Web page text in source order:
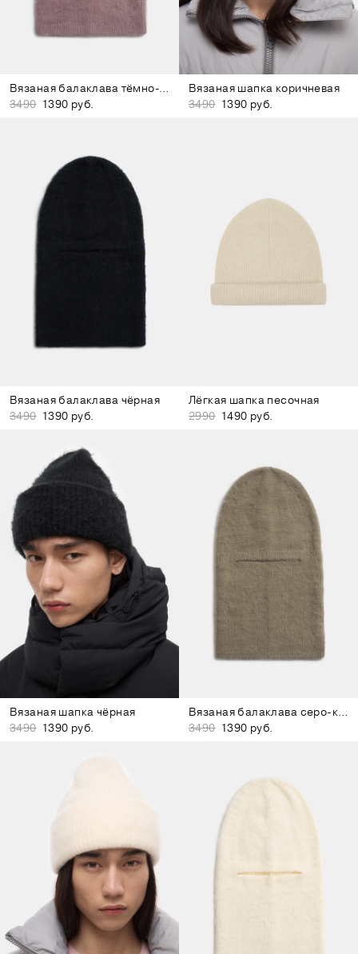
Вязаная балаклава тёмно-лиловая
3490 1390 руб.
Вязаная шапка коричневая
3490 1390 руб.
Вязаная балаклава чёрная
3490 1390 руб.
Лёгкая шапка песочная
2990 1490 руб.
Вязаная шапка чёрная
3490 1390 руб.
Вязаная балаклава серо-коричневая
3490 1390 руб.